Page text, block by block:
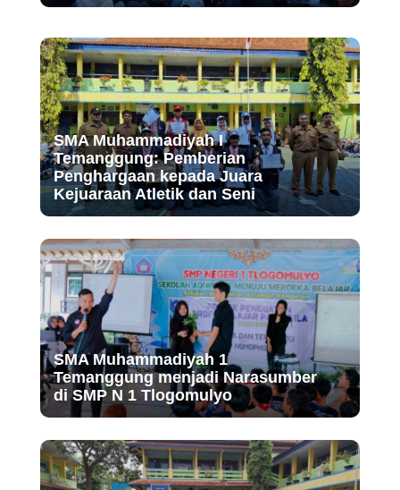
SMA Muhammadiyah I
Temanggung: Pemberian
Penghargaan kepada Juara
Kejuaraan Atletik dan Seni
SMA Muhammadiyah 1
Temanggung menjadi Narasumber
di SMP N 1 Tlogomulyo